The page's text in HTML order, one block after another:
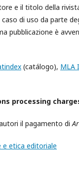
e il titolo della
di uso da parte
pubblicazione è
(catálogo), MLA
processing
il pagamento di
e etica editoriale